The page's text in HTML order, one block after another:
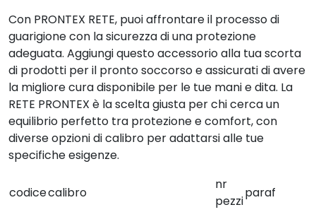
Con PRONTEX RETE, puoi affrontare il processo di
guarigione con la sicurezza di una protezione
adeguata. Aggiungi questo accessorio alla tua scorta
di prodotti per il pronto soccorso e assicurati di avere
la migliore cura disponibile per le tue mani e dita. La
RETE PRONTEX è la scelta giusta per chi cerca un
equilibrio perfetto tra protezione e comfort, con
diverse opzioni di calibro per adattarsi alle tue
specifiche esigenze.
codicecalibro
nr
pezzi
paraf